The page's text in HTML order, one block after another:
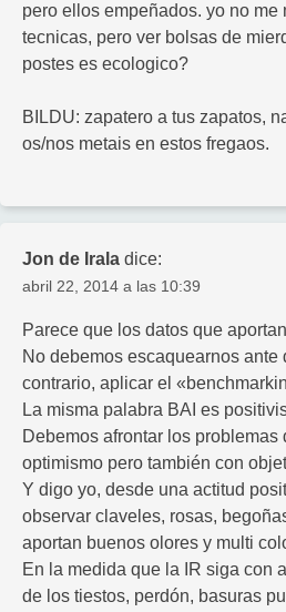
pero ellos empeñados. yo no
tecnicas, pero ver bolsas de
postes es ecologico?
BILDU: zapatero a tus zapatos,
os/nos metais en estos fregaos.
Jon de Irala dice:
abril 22, 2014 a las 10:39
Parece que los datos que
No debemos escaquearnos
contrario, aplicar el
La misma palabra BAI es
Debemos afrontar los problemas
optimismo pero también con
Y digo yo, desde una actitud
observar claveles, rosas,
aportan buenos olores y multi
En la medida que la IR siga con
de los tiestos, perdón, basuras